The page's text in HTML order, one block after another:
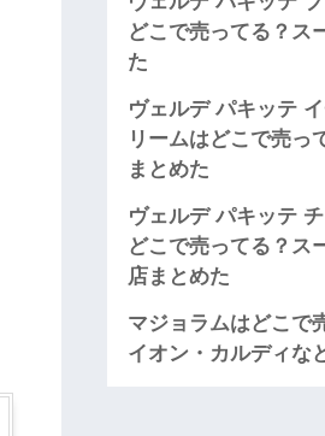
どこで売ってる？ス
た
ヴェルデ パキッテ
リームはどこで売っ
まとめた
ヴェルデ パキッテ
どこで売ってる？ス
店まとめた
マジョラムはどこで
イオン・カルディな